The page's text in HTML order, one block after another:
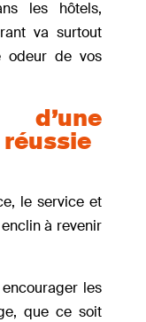
les hôtels,
va surtout
odeur de vos
d’une
le service et
à revenir
les
que ce soit